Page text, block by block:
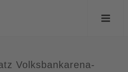
Volksbankarena-